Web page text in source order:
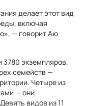
делает этот вид
включая
— говорит Аю
3780 экземпляров,
семейств —
Четыре из
— они
видов из 11